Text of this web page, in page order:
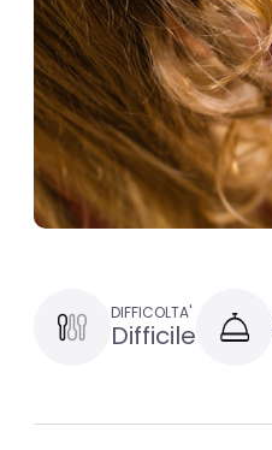
DIFFICOLTA'
Difficile